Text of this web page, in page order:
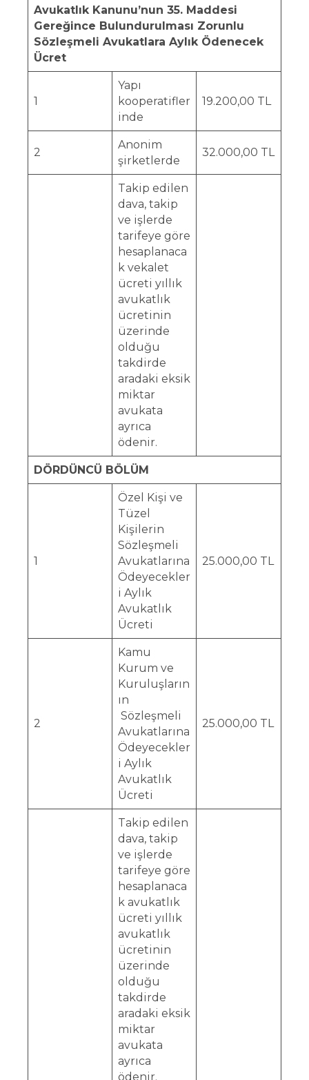
Avukatlık Kanunu’nun 35. Maddesi
Gereğince Bulundurulması Zorunlu
Sözleşmeli Avukatlara Aylık Ödenecek
Ücret
1
Yapı
kooperatifler
inde
19.200,00 TL
2
Anonim
şirketlerde
32.000,00 TL
Takip edilen
dava, takip
ve işlerde
tarifeye göre
hesaplanaca
k vekalet
ücreti yıllık
avukatlık
ücretinin
üzerinde
olduğu
takdirde
aradaki eksik
miktar
avukata
ayrıca
ödenir.
DÖRDÜNCÜ BÖLÜM
1
Özel Kişi ve
Tüzel
Kişilerin
Sözleşmeli
Avukatlarına
Ödeyecekler
i Aylık
Avukatlık
Ücreti
25.000,00 TL
2
Kamu
Kurum ve
Kuruluşların
ın
Sözleşmeli
Avukatlarına
Ödeyecekler
i Aylık
Avukatlık
Ücreti
25.000,00 TL
Takip edilen
dava, takip
ve işlerde
tarifeye göre
hesaplanaca
k avukatlık
ücreti yıllık
avukatlık
ücretinin
üzerinde
olduğu
takdirde
aradaki eksik
miktar
avukata
ayrıca
ödenir.